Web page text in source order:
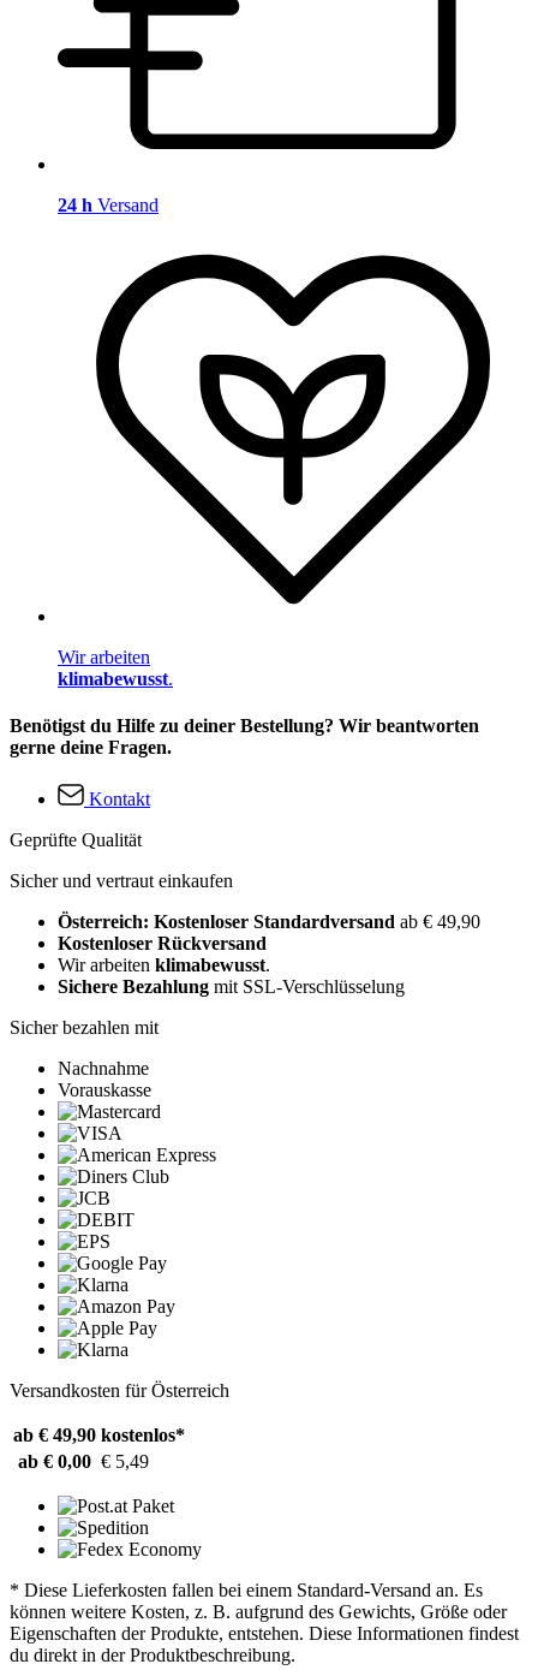
24 h Versand
Wir arbeiten
klimabewusst.
Benötigst du Hilfe zu deiner Bestellung? Wir beantworten
gerne deine Fragen.
Kontakt
Geprüfte Qualität
Sicher und vertraut einkaufen
Österreich: Kostenloser Standardversand ab € 49,90
Kostenloser Rückversand
Wir arbeiten klimabewusst.
Sichere Bezahlung mit SSL-Verschlüsselung
Sicher bezahlen mit
Nachnahme
Vorauskasse
Versandkosten für Österreich
ab € 49,90 kostenlos*
ab € 0,00 € 5,49
* Diese Lieferkosten fallen bei einem Standard-Versand an. Es
können weitere Kosten, z. B. aufgrund des Gewichts, Größe oder
Eigenschaften der Produkte, entstehen. Diese Informationen findest
du direkt in der Produktbeschreibung.